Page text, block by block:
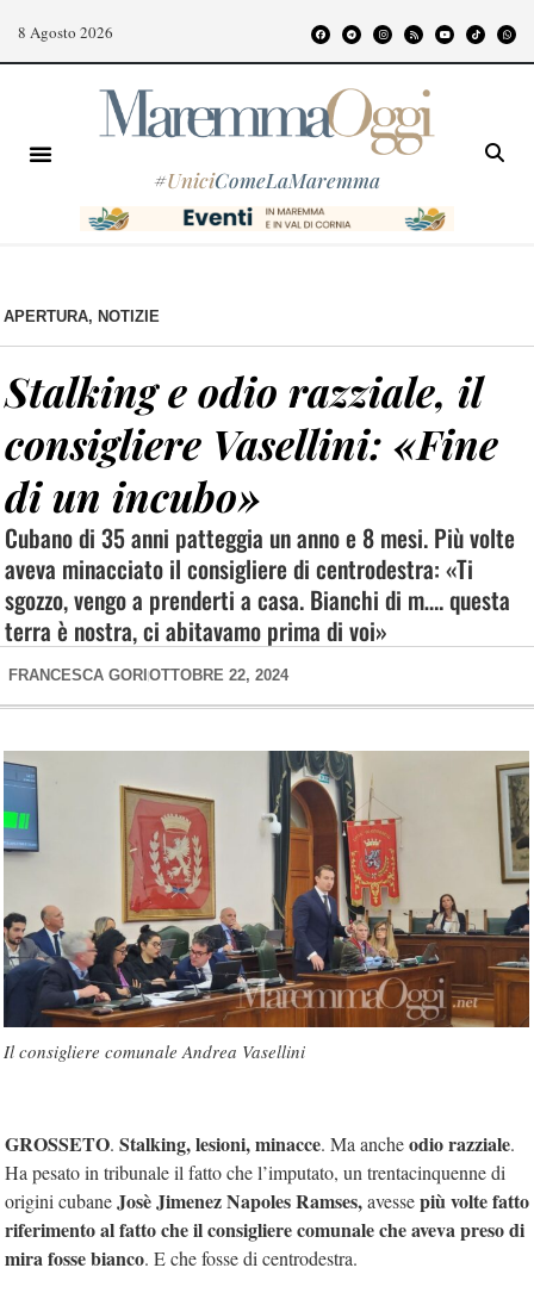
8 Agosto 2026
#UniciComeLaMaremma
APERTURA, NOTIZIE
Stalking e odio razziale, il
consigliere Vasellini: «Fine
di un incubo»
Cubano di 35 anni patteggia un anno e 8 mesi. Più volte
aveva minacciato il consigliere di centrodestra: «Ti
sgozzo, vengo a prenderti a casa. Bianchi di m…. questa
terra è nostra, ci abitavamo prima di voi»
FRANCESCA GORI OTTOBRE 22, 2024
Il consigliere comunale Andrea Vasellini
GROSSETO. Stalking, lesioni, minacce. Ma ancheodio razziale.
Ha pesato in tribunale il fatto che l’imputato, un trentacinquenne di
origini cubaneJosè Jimenez Napoles Ramses,avessepiù volte fatto
riferimento al fatto che il consigliere comunale che aveva preso di
mira fosse bianco. E che fosse di centrodestra.